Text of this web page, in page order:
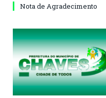
Nota de Agradecimento